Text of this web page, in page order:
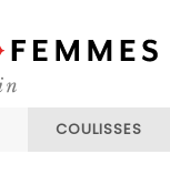
COULISSES